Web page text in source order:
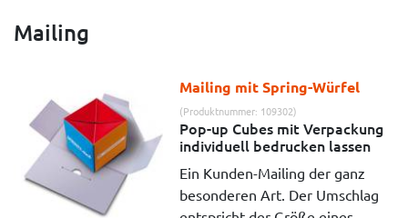
Mailing
Mailing mit Spring-Würfel
(Produktnummer: 109302)
Pop-up Cubes mit Verpackung
individuell bedrucken lassen
Ein Kunden-Mailing der ganz
besonderen Art. Der Umschlag